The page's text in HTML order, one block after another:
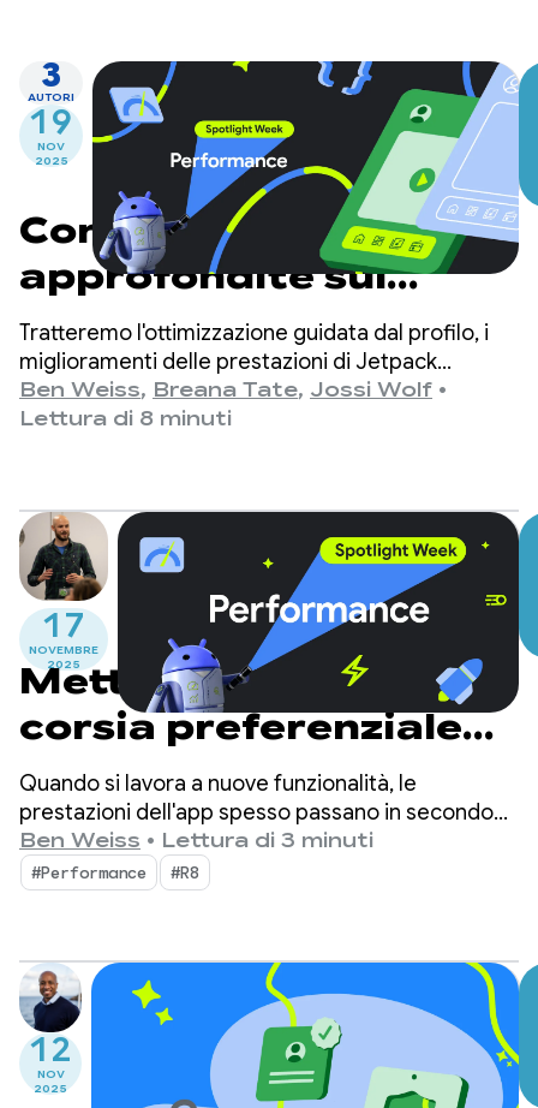
3
AUTORI
19
NOV
2025
Considerazioni più
approfondite sul
rendimento
Tratteremo l'ottimizzazione guidata dal profilo, i
miglioramenti delle prestazioni di Jetpack
Compose e le considerazioni sul lavoro dietro le
quinte.
Ben Weiss, Breana Tate, Jossi Wolf •
Lettura di 8 minuti
17
NOVEMBRE
2025
Metti la tua app sulla
corsia preferenziale
con la settimana di
Android Performance
Spotlight.
Quando si lavora a nuove funzionalità, le
prestazioni dell'app spesso passano in secondo
piano. Tuttavia, anche se non è sempre la priorità
degli sviluppatori, gli utenti possono vedere
esattamente dove le prestazioni della tua app
Ben Weiss • Lettura di 3 minuti
#Performance #R8
12
NOV
2025